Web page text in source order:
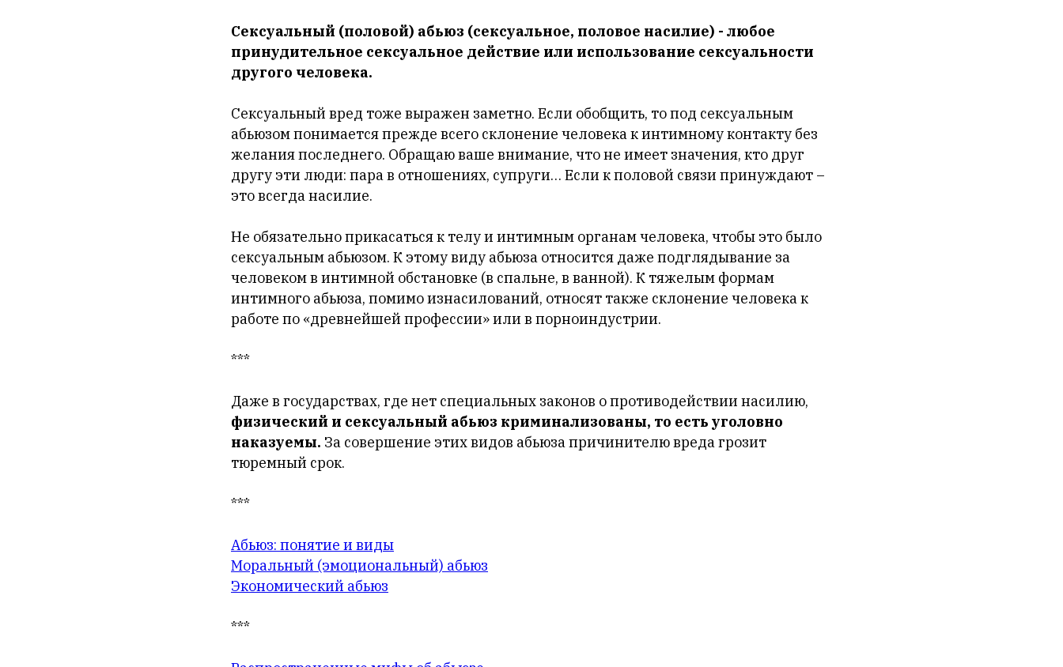
Сексуальный (половой) абьюз (сексуальное, половое насилие) - любое
принудительное сексуальное действие или использование сексуальности
другого человека.
Сексуальный вред тоже выражен заметно. Если обобщить, то под сексуальным
абьюзом понимается прежде всего склонение человека к интимному контакту без
желания последнего. Обращаю ваше внимание, что не имеет значения, кто друг
другу эти люди: пара в отношениях, супруги… Если к половой связи принуждают –
это всегда насилие.
Не обязательно прикасаться к телу и интимным органам человека, чтобы это было
сексуальным абьюзом. К этому виду абьюза относится даже подглядывание за
человеком в интимной обстановке (в спальне, в ванной). К тяжелым формам
интимного абьюза, помимо изнасилований, относят также склонение человека к
работе по «древнейшей профессии» или в порноиндустрии.
***
Даже в государствах, где нет специальных законов о противодействии насилию,
физический и сексуальный абьюз криминализованы, то есть уголовно
наказуемы. За совершение этих видов абьюза причинителю вреда грозит
тюремный срок.
***
Абьюз: понятие и виды
Моральный (эмоциональный) абьюз
Экономический абьюз
***